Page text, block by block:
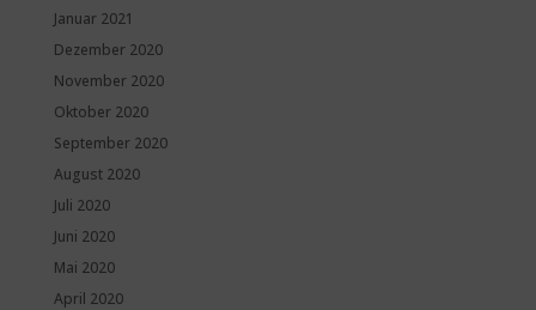
Januar 2021
Dezember 2020
November 2020
Oktober 2020
September 2020
August 2020
Juli 2020
Juni 2020
Mai 2020
April 2020